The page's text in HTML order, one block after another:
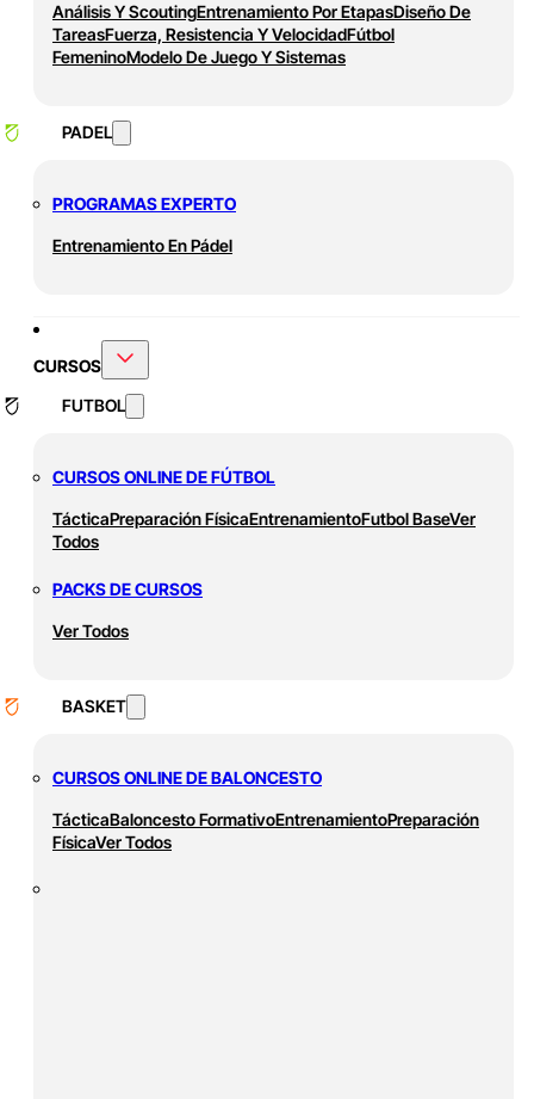
Análisis Y ScoutingEntrenamiento Por EtapasDiseño De
TareasFuerza, Resistencia Y VelocidadFútbol
FemeninoModelo De Juego Y Sistemas
PADEL
PROGRAMAS EXPERTO
Entrenamiento En Pádel
CURSOS
FUTBOL
CURSOS ONLINE DE FÚTBOL
TácticaPreparación FísicaEntrenamientoFutbol BaseVer
Todos
PACKS DE CURSOS
Ver Todos
BASKET
CURSOS ONLINE DE BALONCESTO
TácticaBaloncesto FormativoEntrenamientoPreparación
FísicaVer Todos